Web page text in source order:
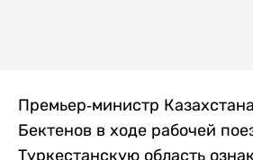
Премьер-министр
Бектенов в ходе рабочей
Туркестанскую область